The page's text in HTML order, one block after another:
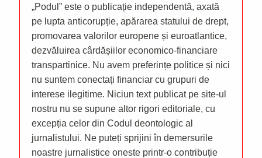
„Podul” este o publicație independentă, axată
pe lupta anticorupție, apărarea statului de drept,
promovarea valorilor europene și euroatlantice,
dezvăluirea cârdășiilor economico-financiare
transpartinice. Nu avem preferințe politice și nici
nu suntem conectați financiar cu grupuri de
interese ilegitime. Niciun text publicat pe site-ul
nostru nu se supune altor rigori editoriale, cu
excepția celor din Codul deontologic al
jurnalistului. Ne puteți sprijini în demersurile
noastre jurnalistice oneste printr-o contribuție